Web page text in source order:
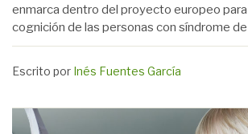
enmarca dentro del proyecto europeo para
cognición de las personas con síndrome
Escrito por Inés Fuentes García